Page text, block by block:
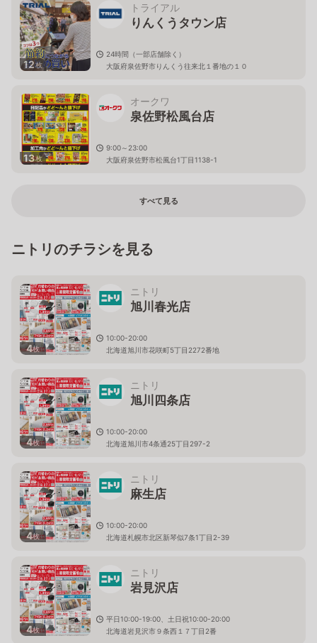
12枚
トライアル
りんくうタウン店
24時間（一部店舗除く）
大阪府泉佐野市りんくう往来北１番地の１０
13枚
オークワ
泉佐野松風台店
9:00～23:00
大阪府泉佐野市松風台1丁目1138-1
すべて見る
ニトリのチラシを見る
4枚
ニトリ
旭川春光店
10:00-20:00
北海道旭川市花咲町5丁目2272番地
4枚
ニトリ
旭川四条店
10:00-20:00
北海道旭川市4条通25丁目297-2
4枚
ニトリ
麻生店
10:00-20:00
北海道札幌市北区新琴似7条1丁目2-39
4枚
ニトリ
岩見沢店
平日10:00-19:00、土日祝10:00-20:00
北海道岩見沢市９条西１７丁目2番